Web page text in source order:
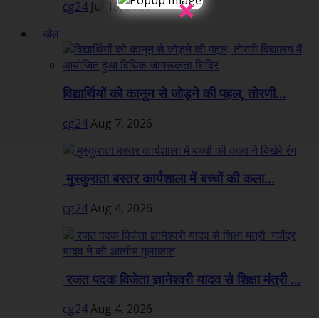
cg24 Jul 18, 2026
खेल
विद्यार्थियों को कानून से जोड़ने की पहल, तोरणी...
cg24Aug 7, 2026
मुस्कुराता बस्तर कार्यशाला में बच्चों की कला...
cg24Aug 4, 2026
रजत पदक विजेता ज्ञानेश्वरी यादव से शिक्षा मंत्री ...
cg24Aug 4, 2026
×